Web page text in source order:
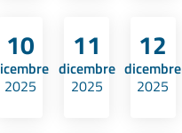
10
2025
11
dicembre
2025
12
dicembre
2025